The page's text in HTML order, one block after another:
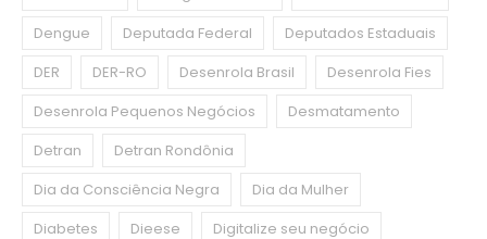
Dengue
Deputada Federal
Deputados Estaduais
DER
DER-RO Desenrola Brasil
Desenrola Fies
Desenrola Pequenos Negócios
Desmatamento
Detran
Detran Rondônia
Dia da Consciência Negra
Dia da Mulher
Diabetes
Dieese
Digitalize seu negócio